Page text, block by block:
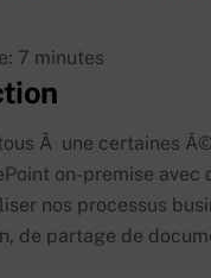
7 minutes
Ã une certaines
on-premise avec
nos processus
de partage de